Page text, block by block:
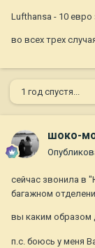
Lufthansa - 10
во всех трех
1 год спустя...
шоко-
сейчас звонила в
багажном
вы каким образом
п.с. боюсь у меня